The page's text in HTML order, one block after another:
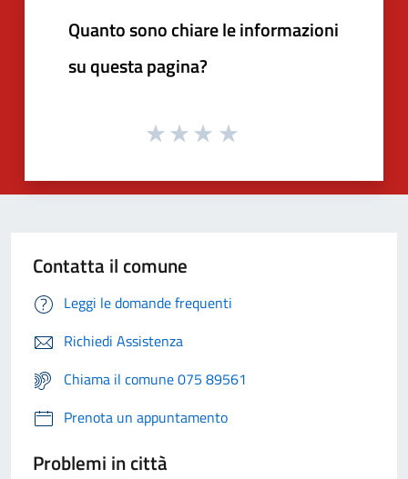
Quanto sono chiare le informazioni
su questa pagina?
Contatta il comune
Leggi le domande frequenti
Richiedi Assistenza
Chiama il comune 075 89561
Prenota un appuntamento
Problemi in città